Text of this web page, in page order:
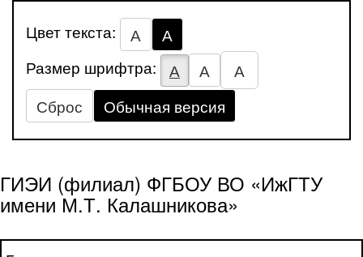
Цвет текста: А
А
Размер шрифтра:
А А
А
Сброс
Обычная версия
ГИЭИ (филиал) ФГБОУ ВО «ИжГТУ
имени М.Т. Калашникова»